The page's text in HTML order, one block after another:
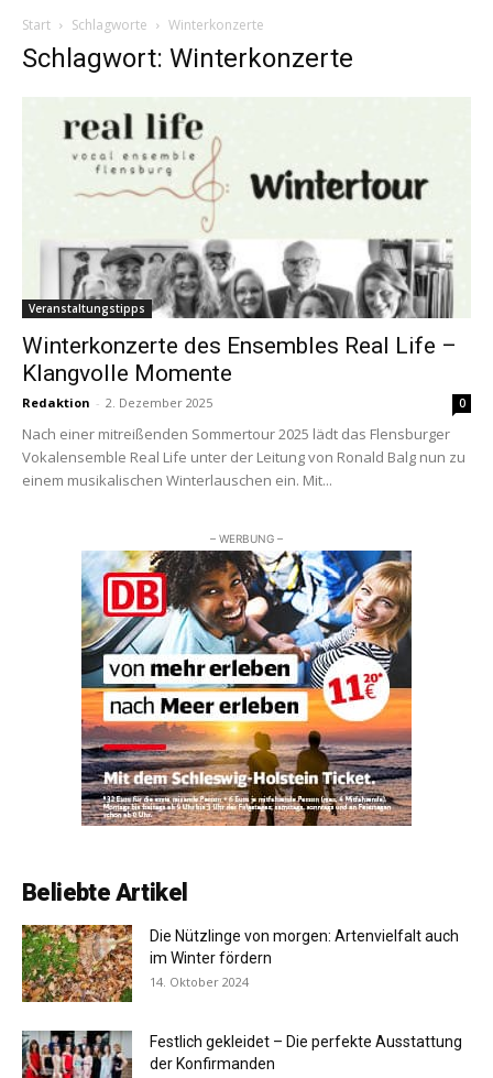
Start Schlagworte Winterkonzerte
Schlagwort: Winterkonzerte
Veranstaltungstipps
Winterkonzerte des Ensembles Real Life –
Klangvolle Momente
Redaktion - 2. Dezember 2025 0
Nach einer mitreißenden Sommertour 2025 lädt das Flensburger
Vokalensemble Real Life unter der Leitung von Ronald Balg nun zu
einem musikalischen Winterlauschen ein. Mit...
– WERBUNG –
Beliebte Artikel
Die Nützlinge von morgen: Artenvielfalt auch
im Winter fördern
14. Oktober 2024
Festlich gekleidet – Die perfekte Ausstattung
der Konfirmanden